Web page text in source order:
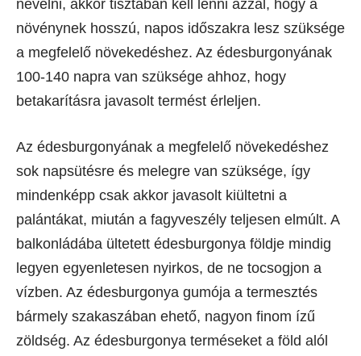
nevelni, akkor tisztában kell lenni azzal, hogy a
növénynek hosszú, napos időszakra lesz szüksége
a megfelelő növekedéshez. Az édesburgonyának
100-140 napra van szüksége ahhoz, hogy
betakarításra javasolt termést érleljen.
Az édesburgonyának a megfelelő növekedéshez
sok napsütésre és melegre van szüksége, így
mindenképp csak akkor javasolt kiültetni a
palántákat, miután a fagyveszély teljesen elmúlt. A
balkonládába ültetett édesburgonya földje mindig
legyen egyenletesen nyirkos, de ne tocsogjon a
vízben. Az édesburgonya gumója a termesztés
bármely szakaszában ehető, nagyon finom ízű
zöldség. Az édesburgonya terméseket a föld alól